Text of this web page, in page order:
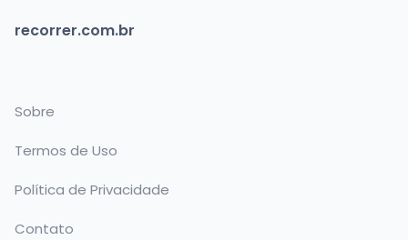
recorrer.com.br
Sobre
Termos de Uso
Política de Privacidade
Contato